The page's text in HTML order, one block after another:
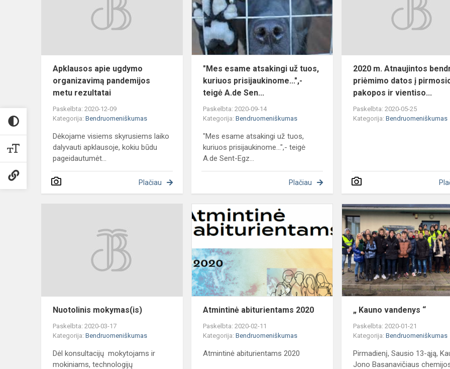
organizavimą
pandemijos
metu
rezultat...
Apklausos apie ugdymo
organizavimą pandemijos
metu rezultatai
Paskelbta: 2020-12-09
Kategorija: Bendruomeniškumas
Dėkojame visiems skyrusiems laiko
dalyvauti apklausoje, kokiu būdu
pageidautumėt...
Plačiau
už
tuos,
prisijaukinome...",-...
"Mes esame atsakingi už tuos,
kuriuos prisijaukinome...",-
teigė A.de Sen...
Paskelbta: 2020-09-14
Kategorija:Bendruomeniškumas
"Mes esame atsakingi už tuos,
kuriuos prisijaukinome...",- teigė
A.de Sent-Egz...
Plačiau
2020 m. Atnaujintos
priėmimo datos į
pakopos ir vientiso...
Paskelbta: 2020-05-25
Kategorija:Bendruomeniškumas
Nuotolinis
mokymas(is)
Nuotolinis mokymas(is)
Paskelbta: 2020-03-17
Kategorija: Bendruomeniškumas
Dėl konsultacijų mokytojams ir
mokiniams, technologijų
Atmintinė
abiturientams
2020
Atmintinė abiturientams 2020
Paskelbta: 2020-02-11
Kategorija:Bendruomeniškumas
Atmintinė abiturientams 2020
„ Kauno vandenys “
Paskelbta: 2020-01-21
Kategorija:Bendruomeniškumas
Pirmadienį, Sausio 13-ąją,
Jono Basanavičiaus